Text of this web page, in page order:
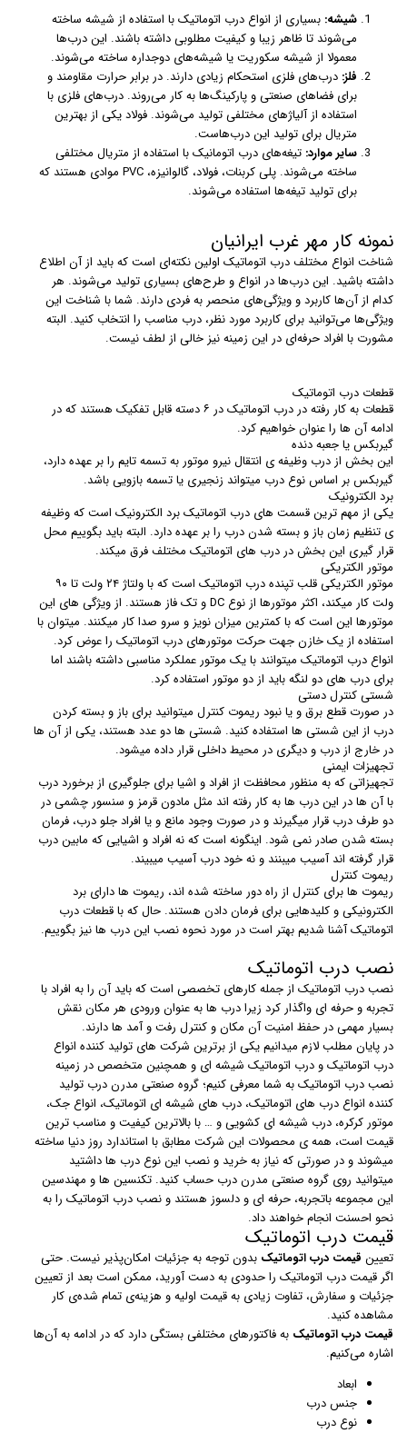
شیشه: بسیاری از انواع درب اتوماتیک با استفاده از شیشه ساخته
می‌شوند تا ظاهر زیبا و کیفیت مطلوبی داشته باشند. این درب‌ها
معمولا از شیشه سکوریت یا شیشه‌های دوجداره ساخته می‌شوند.
فلز: درب‌های فلزی استحکام زیادی دارند. در برابر حرارت مقاومند و
برای فضاهای صنعتی و پارکینگ‌ها به کار می‌روند. درب‌های فلزی با
استفاده از آلیاژهای مختلفی تولید می‌شوند. فولاد یکی از بهترین
متریال برای تولید این درب‌هاست.
سایر موارد: تیغه‌های درب اتومانیک با استفاده از متریال مختلفی
ساخته می‌شوند. پلی کربنات، فولاد، گالوانیزه، PVC موادی هستند که
برای تولید تیغه‌ها استفاده می‌شوند.
نمونه کار مهر غرب ایرانیان
شناخت انواع مختلف درب اتوماتیک اولین نکته‌ای است که باید از آن اطلاع
داشته باشید. این درب‌ها در انواع و طرح‌های بسیاری تولید می‌شوند. هر
کدام از آن‌ها کاربرد و ویژگی‌های منحصر به فردی دارند. شما با شناخت این
ویژگی‌ها می‌توانید برای کاربرد مورد نظر، درب مناسب را انتخاب کنید. البته
مشورت با افراد حرفه‌ای در این زمینه نیز خالی از لطف نیست.
قطعات درب اتوماتیک
قطعات به کار رفته در درب اتوماتیک در ۶ دسته قابل تفکیک هستند که در
ادامه آن ها را عنوان خواهیم کرد.
گیربکس یا جعبه دنده
این بخش از درب وظیفه ی انتقال نیرو موتور به تسمه تایم را بر عهده دارد،
گیربکس بر اساس نوع درب میتواند زنجیری یا تسمه بازویی باشد.
برد الکترونیک
یکی از مهم ترین قسمت های درب اتوماتیک برد الکترونیک است که وظیفه
ی تنظیم زمان باز و بسته شدن درب را بر عهده دارد. البته باید بگوییم محل
قرار گیری این بخش در درب های اتوماتیک مختلف فرق میکند.
موتور الکتریکی
موتور الکتریکی قلب تپنده درب اتوماتیک است که با ولتاژ ۲۴ ولت تا ۹۰
ولت کار میکند، اکثر موتورها از نوع DC و تک فاز هستند. از ویژگی های این
موتورها این است که با کمترین میزان نویز و سرو صدا کار میکنند. میتوان با
استفاده از یک خازن جهت حرکت موتورهای درب اتوماتیک را عوض کرد.
انواع درب اتوماتیک میتوانند با یک موتور عملکرد مناسبی داشته باشند اما
برای درب های دو لنگه باید از دو موتور استفاده کرد.
شستی کنترل دستی
در صورت قطع برق و یا نبود ریموت کنترل میتوانید برای باز و بسته کردن
درب از این شستی ها استفاده کنید. شستی ها دو عدد هستند، یکی از آن ها
در خارج از درب و دیگری در محیط داخلی قرار داده میشود.
تجهیزات ایمنی
تجهیزاتی که به منظور محافظت از افراد و اشیا برای جلوگیری از برخورد درب
با آن ها در این درب ها به کار رفته اند مثل مادون قرمز و سنسور چشمی در
دو طرف درب قرار میگیرند و در صورت وجود مانع و یا افراد جلو درب، فرمان
بسته شدن صادر نمی شود. اینگونه است که نه افراد و اشیایی که مابین درب
قرار گرفته اند آسیب میبنند و نه خود درب آسیب میبیند.
ریموت کنترل
ریموت ها برای کنترل از راه دور ساخته شده اند، ریموت ها دارای برد
الکترونیکی و کلیدهایی برای فرمان دادن هستند. حال که با قطعات درب
اتوماتیک آشنا شدیم بهتر است در مورد نحوه نصب این درب ها نیز بگوییم.
نصب درب اتوماتیک
نصب درب اتوماتیک از جمله کارهای تخصصی است که باید آن را به افراد با
تجربه و حرفه ای واگذار کرد زیرا درب ها به عنوان ورودی هر مکان نقش
بسیار مهمی در حفظ امنیت آن مکان و کنترل رفت و آمد ها دارند.
در پایان مطلب لازم میدانیم یکی از برترین شرکت های تولید کننده انواع
درب اتوماتیک و درب اتوماتیک شیشه ای و همچنین متخصص در زمینه
نصب درب اتوماتیک به شما معرفی کنیم؛ گروه صنعتی مدرن درب تولید
کننده انواع درب های اتوماتیک، درب های شیشه ای اتوماتیک، انواع جک،
موتور کرکره، درب شیشه ای کشویی و … با بالاترین کیفیت و مناسب ترین
قیمت است، همه ی محصولات این شرکت مطابق با استاندارد روز دنیا ساخته
میشوند و در صورتی که نیاز به خرید و نصب این نوع درب ها داشتید
میتوانید روی گروه صنعتی مدرن درب حساب کنید. تکنسین ها و مهندسین
این مجموعه باتجربه، حرفه ای و دلسوز هستند و نصب درب اتوماتیک را به
نحو احسنت انجام خواهند داد.
قیمت درب اتوماتیک
تعیین قیمت درب اتوماتیک بدون توجه به جزئیات امکان‌پذیر نیست. حتی
اگر قیمت درب اتوماتیک را حدودی به دست آورید،‌ ممکن است بعد از تعیین
جزئیات و سفارش، تفاوت زیادی به قیمت اولیه و هزینه‌ی تمام شده‌ی کار
مشاهده کنید.
قیمت درب اتوماتیک به فاکتورهای مختلفی بستگی دارد که در ادامه به آن‌ها
اشاره می‌کنیم.
ابعاد
جنس درب
نوع درب